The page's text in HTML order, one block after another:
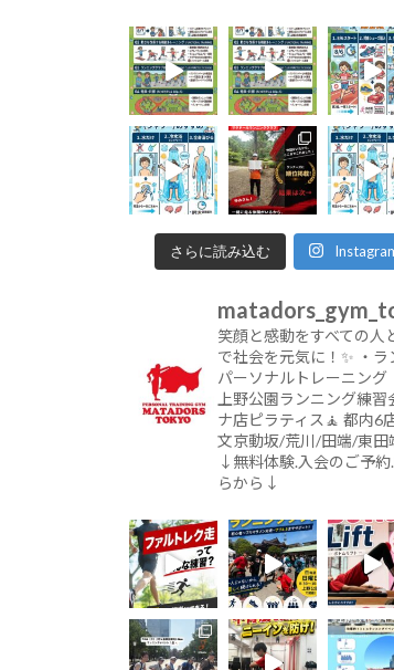
さらに読み込む
笑顔と感動をすべての人
で社会を元気に！✨ ・
パーソナルトレーニング
上野公園ランニング練習
ナ店ピラティス🧘 都内6
文京動坂/荒川/田端/東田
↓無料体験.入会のご予約
らから↓